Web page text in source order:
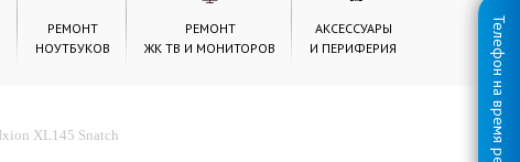
Телефон на время ремонта
РЕМОНТ
НОУТБУКОВ
РЕМОНТ
ЖК ТВ И МОНИТОРОВ
АКСЕССУАРЫ
И ПЕРИФЕРИЯ
XL145 Snatch